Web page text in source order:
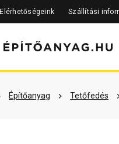
Elérhetőségeink Szállítási
Építőanyag Tetőfedés
Szükséged lehet rá